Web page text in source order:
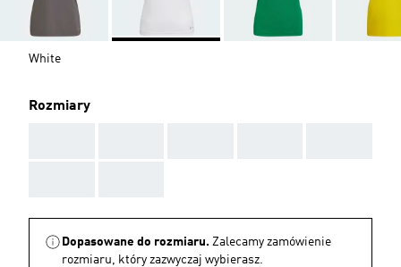
White
Rozmiary
Dopasowane do rozmiaru. Zalecamy zamówienie
rozmiaru, który zazwyczaj wybierasz.